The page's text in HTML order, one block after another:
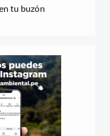
tu buzón